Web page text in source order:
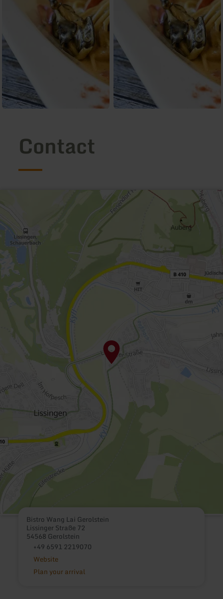
Contact
Bistro Wang Lai Gerolstein
Lissinger Straße 72
54568 Gerolstein
+49 6591 2219070
Website
Plan your arrival